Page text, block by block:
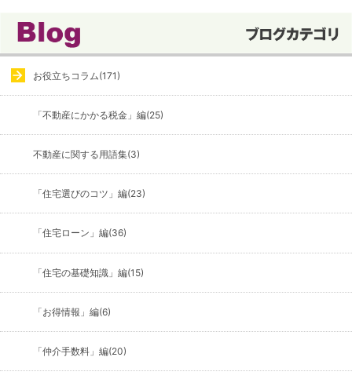
お役立ちコラム(171)
「不動産にかかる税金」編(25)
不動産に関する用語集(3)
「住宅選びのコツ」編(23)
「住宅ローン」編(36)
「住宅の基礎知識」編(15)
「お得情報」編(6)
「仲介手数料」編(20)